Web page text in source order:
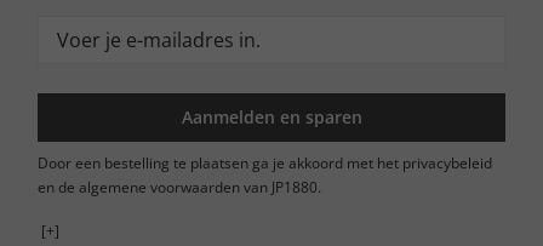
Aanmelden en sparen
Door een bestelling te plaatsen ga je akkoord met het privacybeleid
en de algemene voorwaarden van JP1880.
[+]